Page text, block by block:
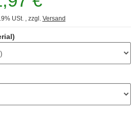
USt. , zzgl. Versand